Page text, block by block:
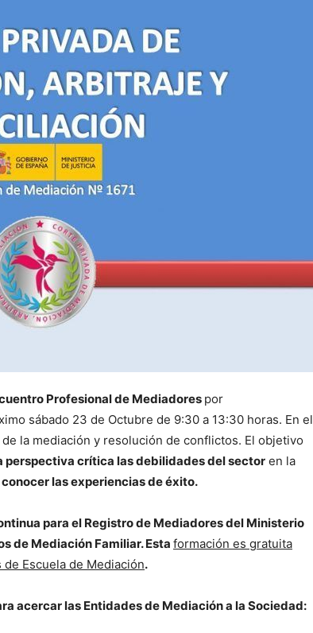
Profesional de Mediadores por
sábado 23 de Octubre de 9:30 a 13:30 horas. En el
la mediación y resolución de conflictos. El objetivo
perspectiva crítica las debilidades del sector en la
conocer las experiencias de éxito.
para el Registro de Mediadores del Ministerio
de Mediación Familiar. Esta formación es gratuita
Escuela de Mediación.
acercar las Entidades de Mediación a la Sociedad: